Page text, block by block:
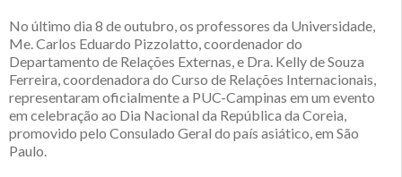
No último dia 8 de outubro, os professores da Universidade,
Me. Carlos Eduardo Pizzolatto, coordenador do
Departamento de Relações Externas, e Dra. Kelly de Souza
Ferreira, coordenadora do Curso de Relações Internacionais,
representaram oficialmente a PUC-Campinas em um evento
em celebração ao Dia Nacional da República da Coreia,
promovido pelo Consulado Geral do país asiático, em São
Paulo.